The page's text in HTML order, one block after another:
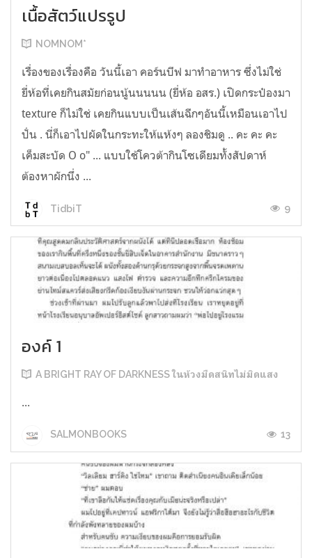
เนื้อสัตว์แปรรูป
NOMNOM*
เรื่องของเรื่องคือ วันนี้เอา คอร์นบีฟ มาทำอาหาร ซึ่งไม่ใช่
ยี่ห้อที่เคยกินสมัยก่อนนู้นนนนน (ยี่ห้อ อสร.) เปิดกระป๋องมา
texture ก็ไม่ใช่ เคยกินแบบเป็นเส้นฉีกๆอันนี้เหมือนเอาไป
ปั่น . นี่ก็เอาไปผัดในกระทะให้แห้งๆ ลองชิมดู .. คะ คะ คะ
เค็มสะบัด O o" ... แบบใช้โควต้ากินโซเดียมทั้งสัปดาห์
ต้องหาผักนึ่ง ...
TidbiT 9
องค์ 1
A BRIGHT RAY OF DARKNESS ในห้วงมืดสนิทไม่มิดแสง
...
SALMONBOOKS 13